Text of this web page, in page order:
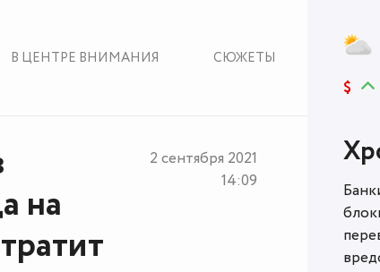
В ЦЕНТРЕ ВНИМАНИЯ СЮЖЕТЫ
на
2 сентября 2021
14:09
$